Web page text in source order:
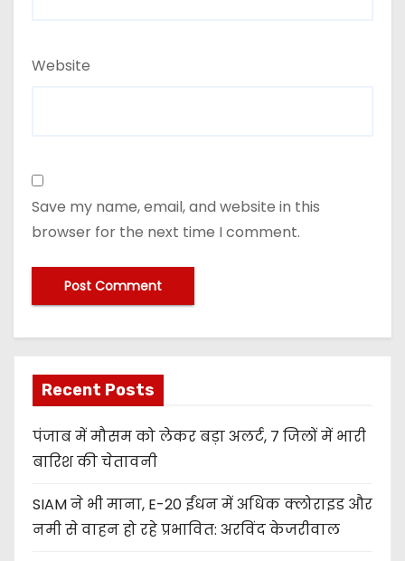
Website
Save my name, email, and website in this
browser for the next time I comment.
Recent Posts
पंजाब में मौसम को लेकर बड़ा अलर्ट, 7 जिलों में भारी
बारिश की चेतावनी
SIAM ने भी माना, E-20 ईंधन में अधिक क्लोराइड और
नमी से वाहन हो रहे प्रभावित: अरविंद केजरीवाल